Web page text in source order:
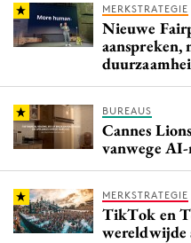
MERKSTRATEGIE
Nieuwe
aanspreken,
BUREAUS
Cannes
vanwege
MERKSTRATEGIE
TikTok en
wereldwijde